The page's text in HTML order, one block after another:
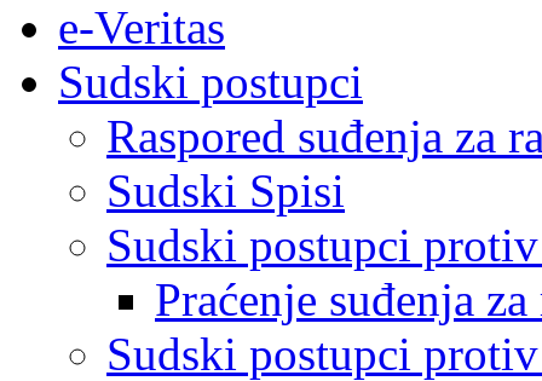
e-Veritas
Sudski postupci
Raspored suđenja za
Sudski Spisi
Sudski postupci
Praćenje suđenja
Sudski postupci